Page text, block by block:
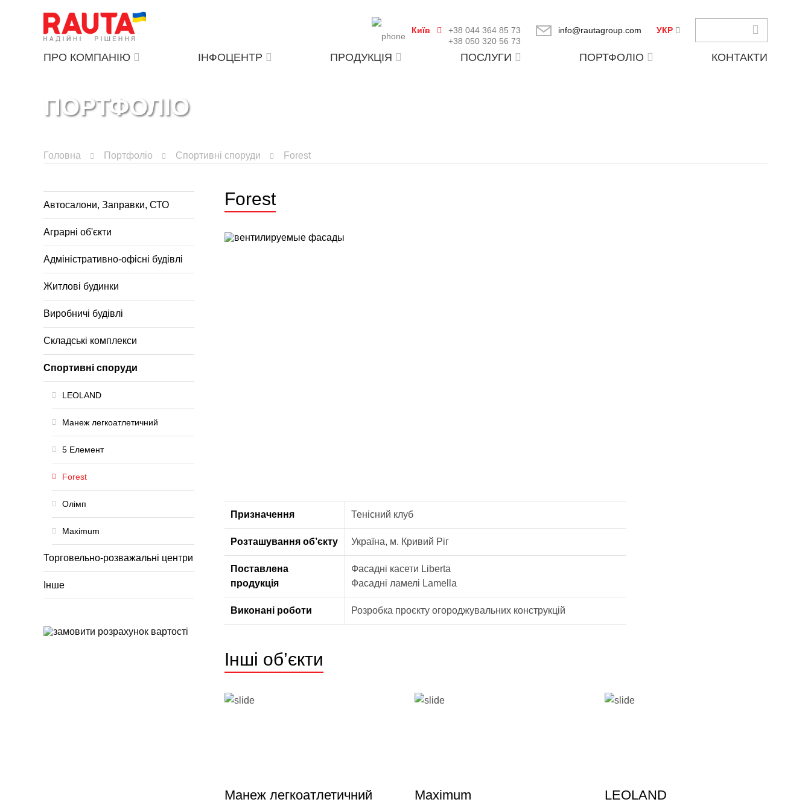
Київ
+38 044 364 85 73
+38 050 320 56 73
info@rautagroup.com УКР
ПРО КОМПАНІЮ ІНФОЦЕНТР ПРОДУКЦІЯ ПОСЛУГИ ПОРТФОЛІО КОНТАКТИ
ПОРТФОЛІО
Головна Портфоліо Спортивні споруди Forest
Автосалони, Заправки, СТО
Аграрні об'єкти
Адміністративно-офісні будівлі
Житлові будинки
Виробничі будівлі
Складські комплекси
Спортивні споруди
LEOLAND
Манеж легкоатлетичний
5 Елемент
Forest
Олімп
Maximum
Торговельно-розважальні центри
Інше
Forest
Призначення Тенісний клуб
Розташування об’єкту Україна, м. Кривий Ріг
Поставлена
продукція
Фасадні касети Liberta
Фасадні ламелі Lamella
Виконані роботи Розробка проєкту огороджувальних конструкцій
Інші об’єкти
Манеж легкоатлетичний Maximum LEOLAND